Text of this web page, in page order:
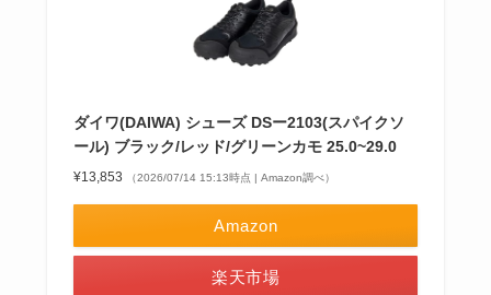
ダイワ(DAIWA) シューズ DSー2103(スパイクソ
ール) ブラック/レッド/グリーンカモ 25.0~29.0
¥13,853 （2026/07/14 15:13時点 | Amazon調べ）
Amazon
楽天市場